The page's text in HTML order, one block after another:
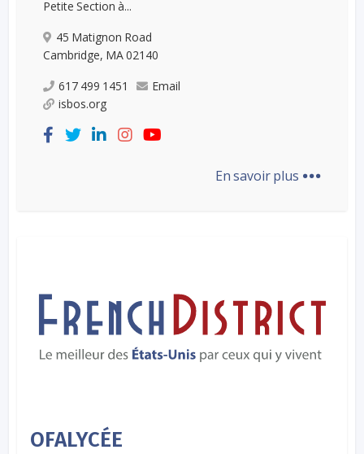
Petite Section à...
45 Matignon Road
Cambridge, MA 02140
617 499 1451
Email
isbos.org
En savoir plus ...
OFALYCÉE